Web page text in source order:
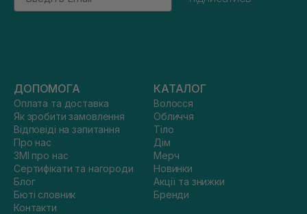
ДОПОМОГА
Оплата та доставка
Як зробити замовлення
Відповіді на запитання
Про нас
ЗМІ про нас
Сертифікати та нагороди
Блог
Бюті словник
Контакти
КАТАЛОГ
Волосся
Обличчя
Тіло
Дім
Мерч
Новинки
Акції та знижки
Бренди